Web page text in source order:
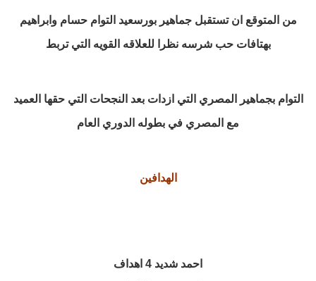
من المتوقع ان تستقبل جماهير بورسعيد التوام حسام وابراهيم
بهتافات حب شرسه نظرا للعلاقه القويه التي تربط
التوام بجماهير المصري التي ازدات بعد النجحات التي حقها العميد
مع المصري في بطوله الدوري العام
الهدافين
احمد شديد 4 اهداف